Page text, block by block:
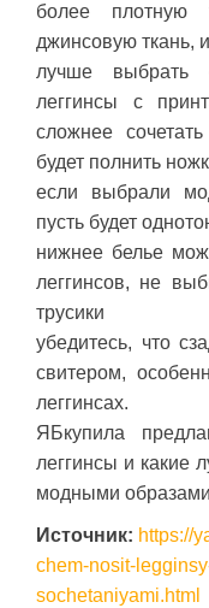
более плотную
джинсовую ткань,
лучше выбрать
леггинсы с
сложнее
будет полнить
если выбрали
пусть будет
нижнее белье
леггинсов, не
трусики
убедитесь, что
свитером,
леггинсах.
ЯБкупила
леггинсы и какие
модными
Источник: https://
chem-nosit-
sochetaniyami.html